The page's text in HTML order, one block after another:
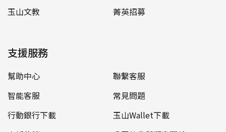
玉山文教
菁英招募
支援服務
幫助中心
聯繫客服
智能客服
常見問題
行動銀行下載
玉山Wallet下載